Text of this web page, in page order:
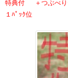
特典付 ＋つぶべり
１ﾊﾟｯｸ位